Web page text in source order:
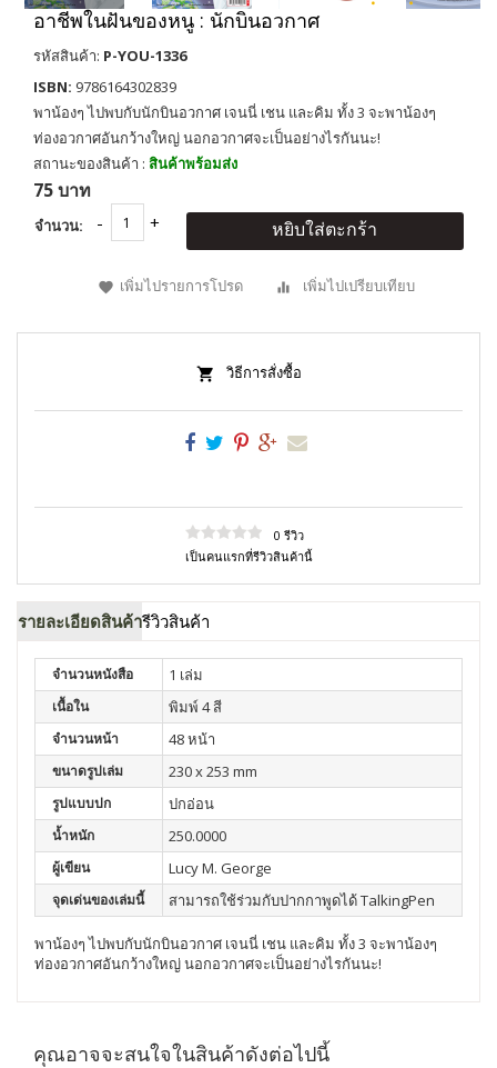
อาชีพในฝันของหนู : นักบินอวกาศ
รหัสสินค้า: P-YOU-1336
ISBN: 9786164302839
พาน้องๆ ไปพบกับนักบินอวกาศ เจนนี่ เชน และคิม ทั้ง 3 จะพาน้องๆ
ท่องอวกาศอันกว้างใหญ่ นอกอวกาศจะเป็นอย่างไรกันนะ!
สถานะของสินค้า : สินค้าพร้อมส่ง
75 บาท
จำนวน: หยิบใส่ตะกร้า
เพิ่มไปรายการโปรด เพิ่มไปเปรียบเทียบ
วิธีการสั่งซื้อ
0 รีวิว
เป็นคนแรกที่รีวิวสินค้านี้
รายละเอียดสินค้ารีวิวสินค้า
จำนวนหนังสือ 1 เล่ม
เนื้อใน พิมพ์ 4 สี
จำนวนหน้า 48 หน้า
ขนาดรูปเล่ม 230 x 253 mm
รูปแบบปก ปกอ่อน
น้ำหนัก 250.0000
ผู้เขียน Lucy M. George
จุดเด่นของเล่มนี้ สามารถใช้ร่วมกับปากกาพูดได้ TalkingPen
พาน้องๆ ไปพบกับนักบินอวกาศ เจนนี่ เชน และคิม ทั้ง 3 จะพาน้องๆ
ท่องอวกาศอันกว้างใหญ่ นอกอวกาศจะเป็นอย่างไรกันนะ!
คุณอาจจะสนใจในสินค้าดังต่อไปนี้